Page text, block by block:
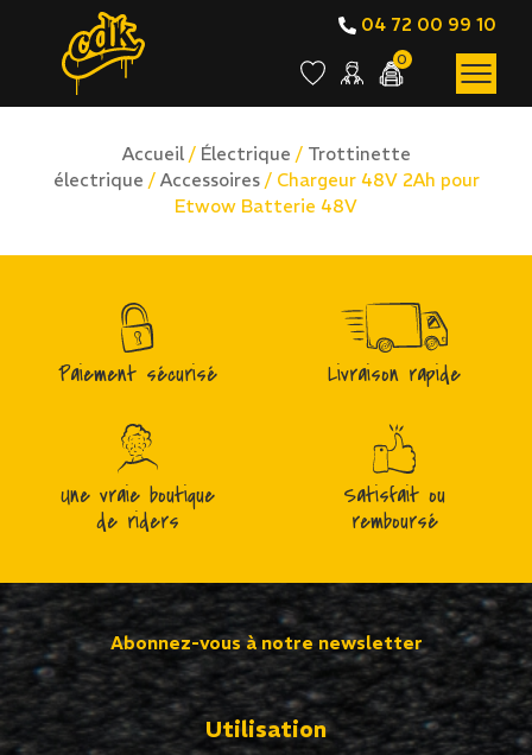
04 72 00 99 10
0
Accueil/ Électrique / Trottinette
électrique / Accessoires/ Chargeur 48V 2Ah pour
Etwow Batterie 48V
Paiement sécurisé Livraison rapide
Une vraie boutique
de riders
Satisfait ou
remboursé
Abonnez-vous à notre newsletter
Utilisation